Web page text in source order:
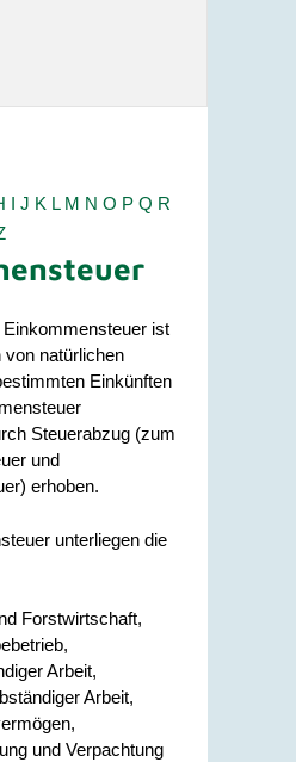
I J K L M N O P Q R
ist
natürlichen
Einkünften
Steuerabzug (zum
und
erhoben.
unterliegen die
Forstwirtschaft,
Arbeit,
Arbeit,
und Verpachtung